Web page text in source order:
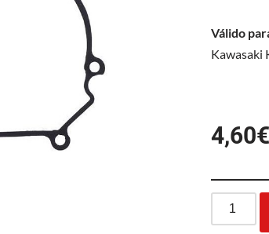
Válido
Kawasaki
4,60€